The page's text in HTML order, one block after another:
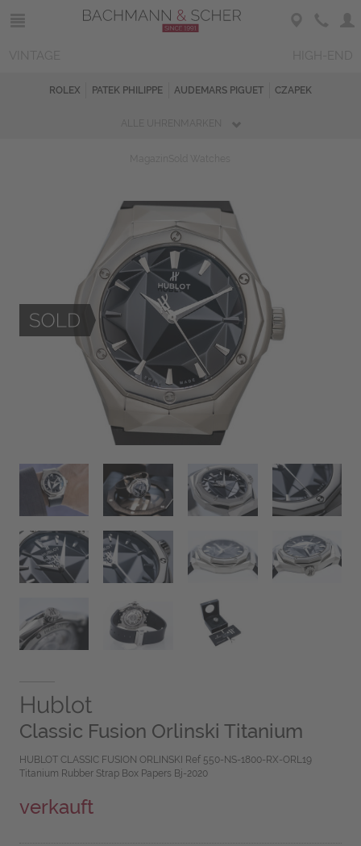
ROLEX PATEK PHILIPPE AUDEMARS PIGUET CZAPEK
Hublot
Classic Fusion Orlinski Titanium
HUBLOT CLASSIC FUSION ORLINSKI Ref 550-NS-1800-RX-ORL19
Titanium Rubber Strap Box Papers Bj-2020
verkauft